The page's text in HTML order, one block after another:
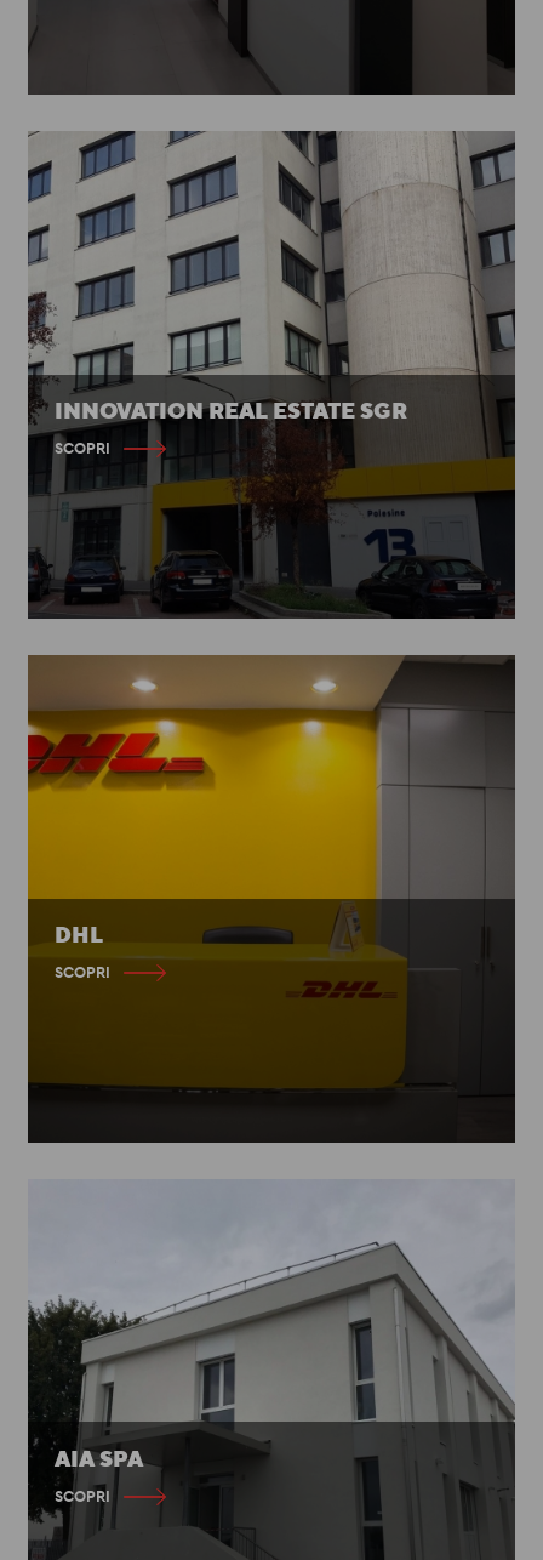
INNOVATION REAL ESTATE SGR
SCOPRI
DHL
SCOPRI
AIA SPA
SCOPRI